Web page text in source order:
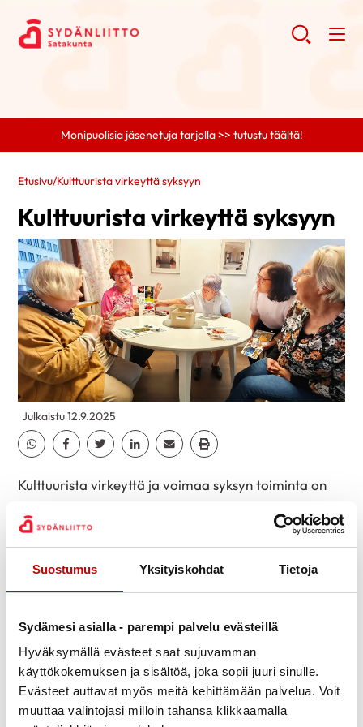
Suostumus Yksityiskohdat Tietoja
Sydämesi asialla - parempi palvelu evästeillä
Hyväksymällä evästeet saat sujuvamman
käyttökokemuksen ja sisältöä, joka sopii juuri sinulle.
Evästeet auttavat myös meitä kehittämään palvelua. Voit
muuttaa valintojasi milloin tahansa klikkaamalla
Monipuolisia jäsenetuja tarjolla >> tutustu täältä!
Etusivu/Kulttuurista virkeyttä syksyyn
Kulttuurista virkeyttä syksyyn
Julkaistu 12.9.2025
Jaa Whatsapp
Jaa Facebook
Jaa TwitterJaa Linkedin
Jaa EmailJaa Print
Kulttuurista virkeyttä ja voimaa syksyn toiminta on
muassa maalattu, tehty improvisaatioharjoituksia,
sanoitettu omaa elämänkertaa sekä kuunneltu
lempimusiikkia. Kulttuurikurkistusryhmissä on mm.
keskusteltu taiteesta, luettu runoja, mietitty omia
valokuvattu ja sanoitettu omia kuvia sekä maalattu
kiviä.
Olemme myös vierailleet erilaisissa tilaisuuksissa,
joissa olemme esitelleet toimintaa ja osallistaneet